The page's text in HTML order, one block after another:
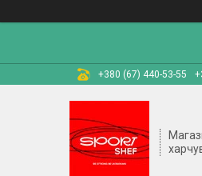
+380 (67) 440-53-55